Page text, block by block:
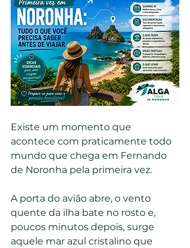
Existe um momento que
acontece com praticamente todo
mundo que chega em Fernando
de Noronha pela primeira vez.
A porta do avião abre, o vento
quente da ilha bate no rosto e,
poucos minutos depois, surge
aquele mar azul cristalino que